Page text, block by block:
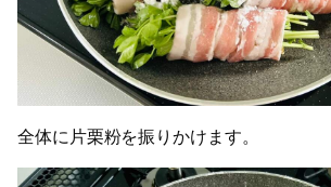
全体に片栗粉を振りかけます。